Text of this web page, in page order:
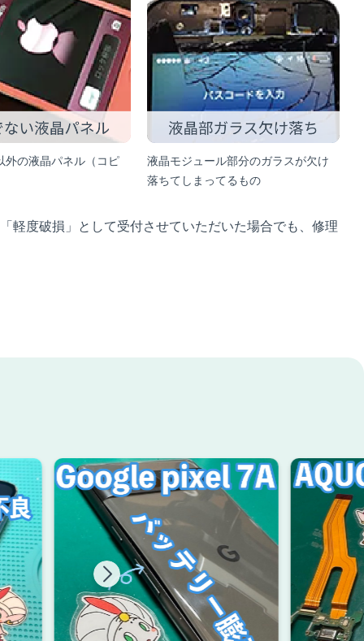
外の液晶パネル（コピ
液晶モジュール部分のガラスが欠け
落ちてしまってるもの
軽度破損」として受付させていただいた場合でも、修理